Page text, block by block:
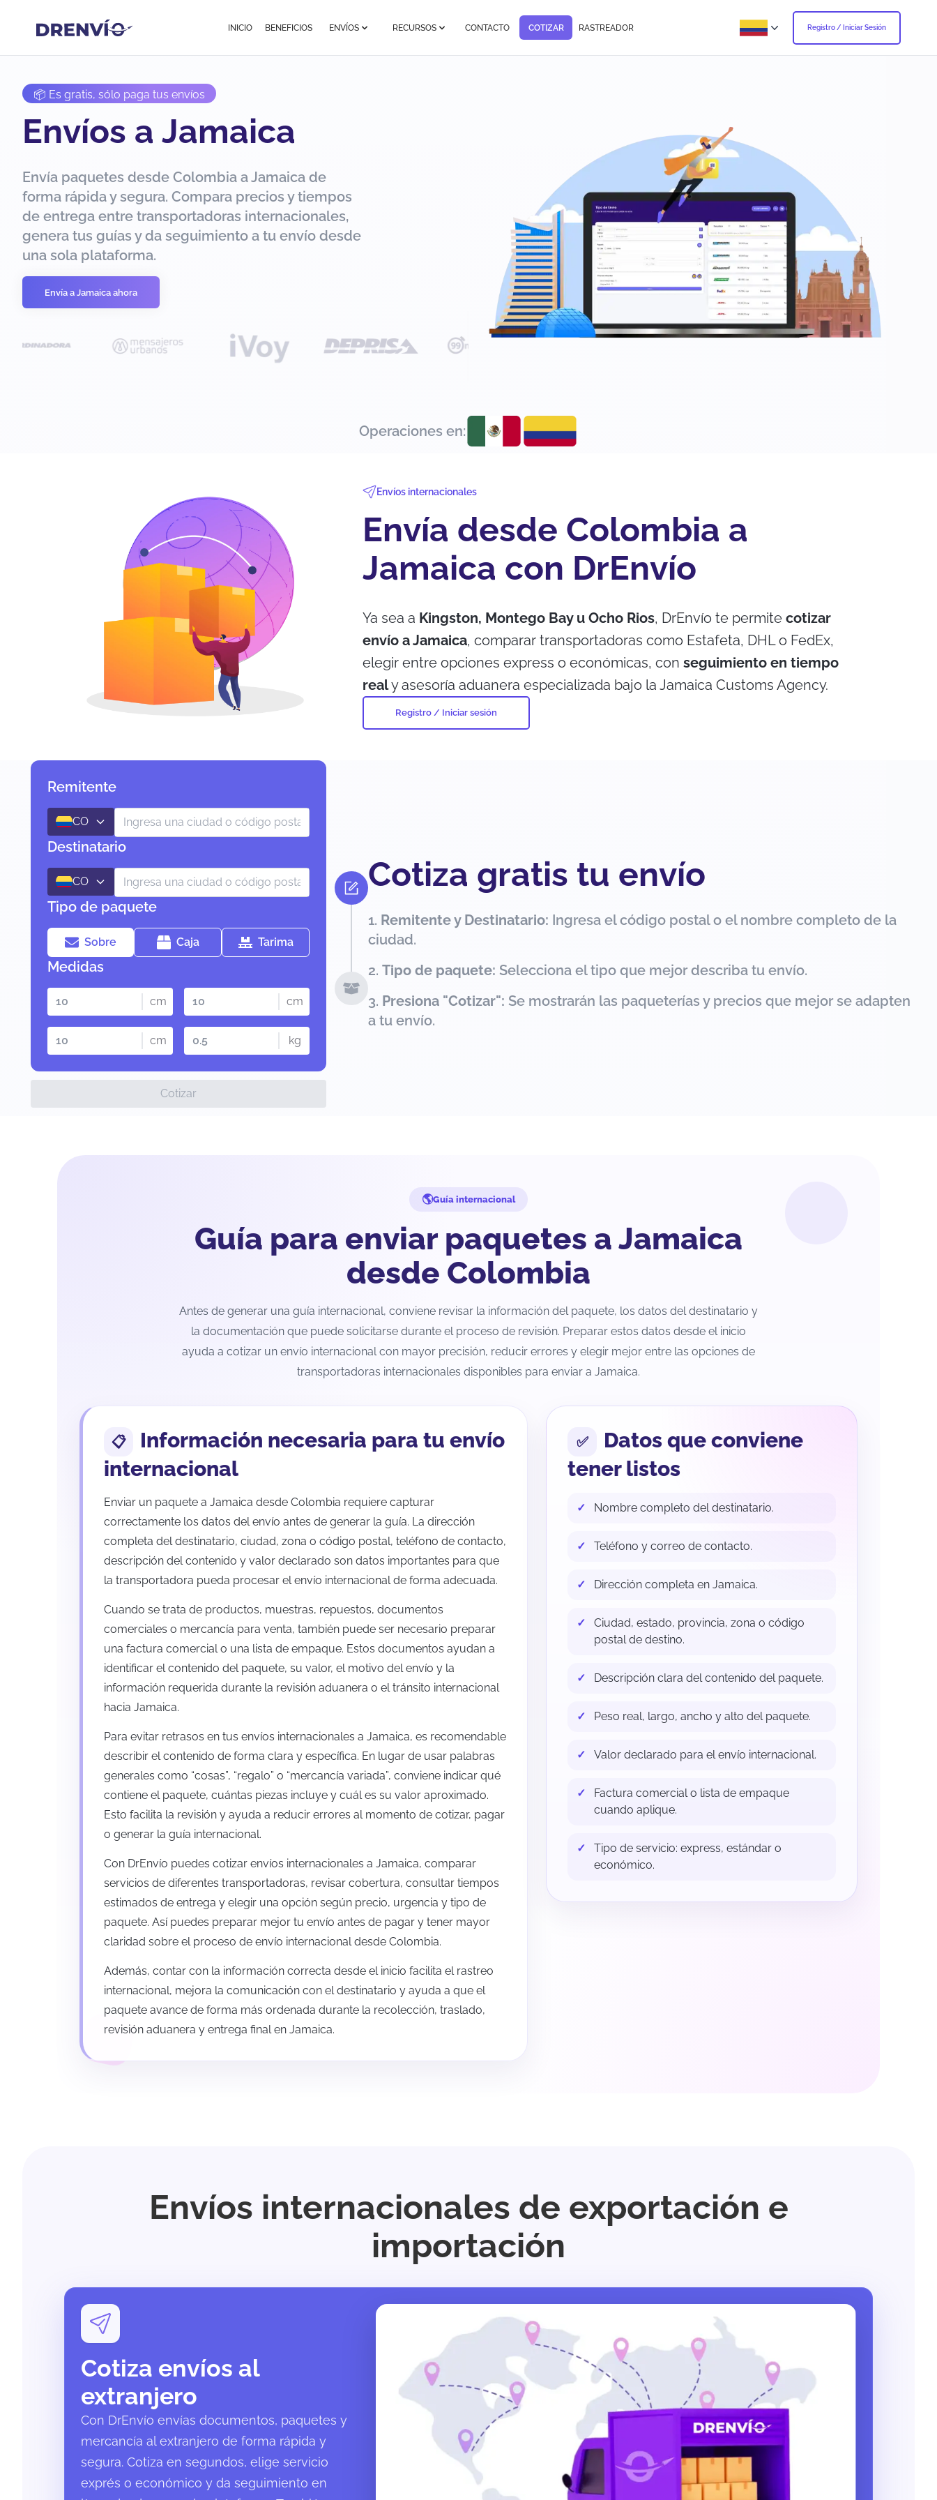
INICIO BENEFICIOS ENVÍOS RECURSOS CONTACTO COTIZAR RASTREADOR Registro / Iniciar Sesión
📦 Es gratis, sólo paga tus envíos
Envíos a Jamaica
Envía paquetes desde Colombia a Jamaica de
forma rápida y segura. Compara precios y tiempos
de entrega entre transportadoras internacionales,
genera tus guías y da seguimiento a tu envío desde
una sola plataforma.
Envía a Jamaica ahora
Operaciones en:
Envíos internacionales
Envía desde Colombia a
Jamaica con DrEnvío
Ya sea a Kingston, Montego Bay u Ocho Rios, DrEnvío te permite cotizar
envío a Jamaica, comparar transportadoras como Estafeta, DHL o FedEx,
elegir entre opciones express o económicas, con seguimiento en tiempo
realy asesoría aduanera especializada bajo la Jamaica Customs Agency.
Registro / Iniciar sesión
Remitente
CO
Destinatario
CO
Tipo de paquete
Sobre Caja Tarima
Medidas
cm cm
cm kg
Cotizar
Cotiza gratis tu envío
Remitente y Destinatario: Ingresa el código postal o el nombre completo de la
ciudad.
Tipo de paquete: Selecciona el tipo que mejor describa tu envío.
Presiona "Cotizar": Se mostrarán las paqueterías y precios que mejor se adapten
a tu envío.
Guía internacional
Guía para enviar paquetes a Jamaica
desde Colombia
Antes de generar una guía internacional, conviene revisar la información del paquete, los datos del destinatario y
la documentación que puede solicitarse durante el proceso de revisión. Preparar estos datos desde el inicio
ayuda a cotizar un envío internacional con mayor precisión, reducir errores y elegir mejor entre las opciones de
transportadoras internacionales disponibles para enviar a Jamaica.
Información necesaria para tu envío
internacional
Enviar un paquete a Jamaica desde Colombia requiere capturar
correctamente los datos del envío antes de generar la guía. La dirección
completa del destinatario, ciudad, zona o código postal, teléfono de contacto,
descripción del contenido y valor declarado son datos importantes para que
la transportadora pueda procesar el envío internacional de forma adecuada.
Cuando se trata de productos, muestras, repuestos, documentos
comerciales o mercancía para venta, también puede ser necesario preparar
una factura comercial o una lista de empaque. Estos documentos ayudan a
identificar el contenido del paquete, su valor, el motivo del envío y la
información requerida durante la revisión aduanera o el tránsito internacional
hacia Jamaica.
Para evitar retrasos en tus envíos internacionales a Jamaica, es recomendable
describir el contenido de forma clara y específica. En lugar de usar palabras
generales como “cosas”, “regalo” o “mercancía variada”, conviene indicar qué
contiene el paquete, cuántas piezas incluye y cuál es su valor aproximado.
Esto facilita la revisión y ayuda a reducir errores al momento de cotizar, pagar
o generar la guía internacional.
Con DrEnvío puedes cotizar envíos internacionales a Jamaica, comparar
servicios de diferentes transportadoras, revisar cobertura, consultar tiempos
estimados de entrega y elegir una opción según precio, urgencia y tipo de
paquete. Así puedes preparar mejor tu envío antes de pagar y tener mayor
claridad sobre el proceso de envío internacional desde Colombia.
Además, contar con la información correcta desde el inicio facilita el rastreo
internacional, mejora la comunicación con el destinatario y ayuda a que el
paquete avance de forma más ordenada durante la recolección, traslado,
revisión aduanera y entrega final en Jamaica.
Datos que conviene
tener listos
Nombre completo del destinatario.
Teléfono y correo de contacto.
Dirección completa en Jamaica.
Ciudad, estado, provincia, zona o código
postal de destino.
Descripción clara del contenido del paquete.
Peso real, largo, ancho y alto del paquete.
Valor declarado para el envío internacional.
Factura comercial o lista de empaque
cuando aplique.
Tipo de servicio: express, estándar o
económico.
Envíos internacionales de exportación e
importación
Cotiza envíos al
extranjero
Con DrEnvío envías documentos, paquetes y
mercancía al extranjero de forma rápida y
segura. Cotiza en segundos, elige servicio
exprés o económico y da seguimiento en